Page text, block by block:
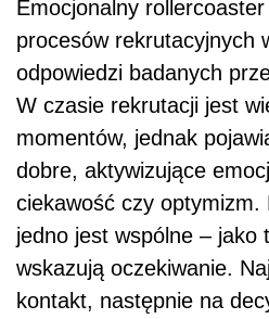
Emocjonalny
procesów rekrutacyjnych
odpowiedzi badanych
W czasie rekrutacji jest
momentów, jednak
dobre, aktywizujące
ciekawość czy optymizm.
jedno jest wspólne – jako
wskazują oczekiwanie.
kontakt, następnie na